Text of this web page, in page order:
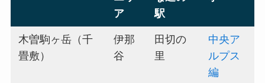
ア
駅
木曽駒ヶ岳（千
畳敷）
伊那
谷
田切の
里
中央ア
ルプス
編